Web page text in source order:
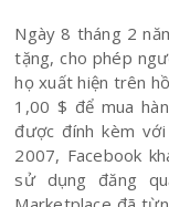
Ngày 8 tháng 2
tặng, cho phép
họ xuất hiện trên
1,00 $ để mua
được đính kèm
2007, Facebook
sử dụng đăng